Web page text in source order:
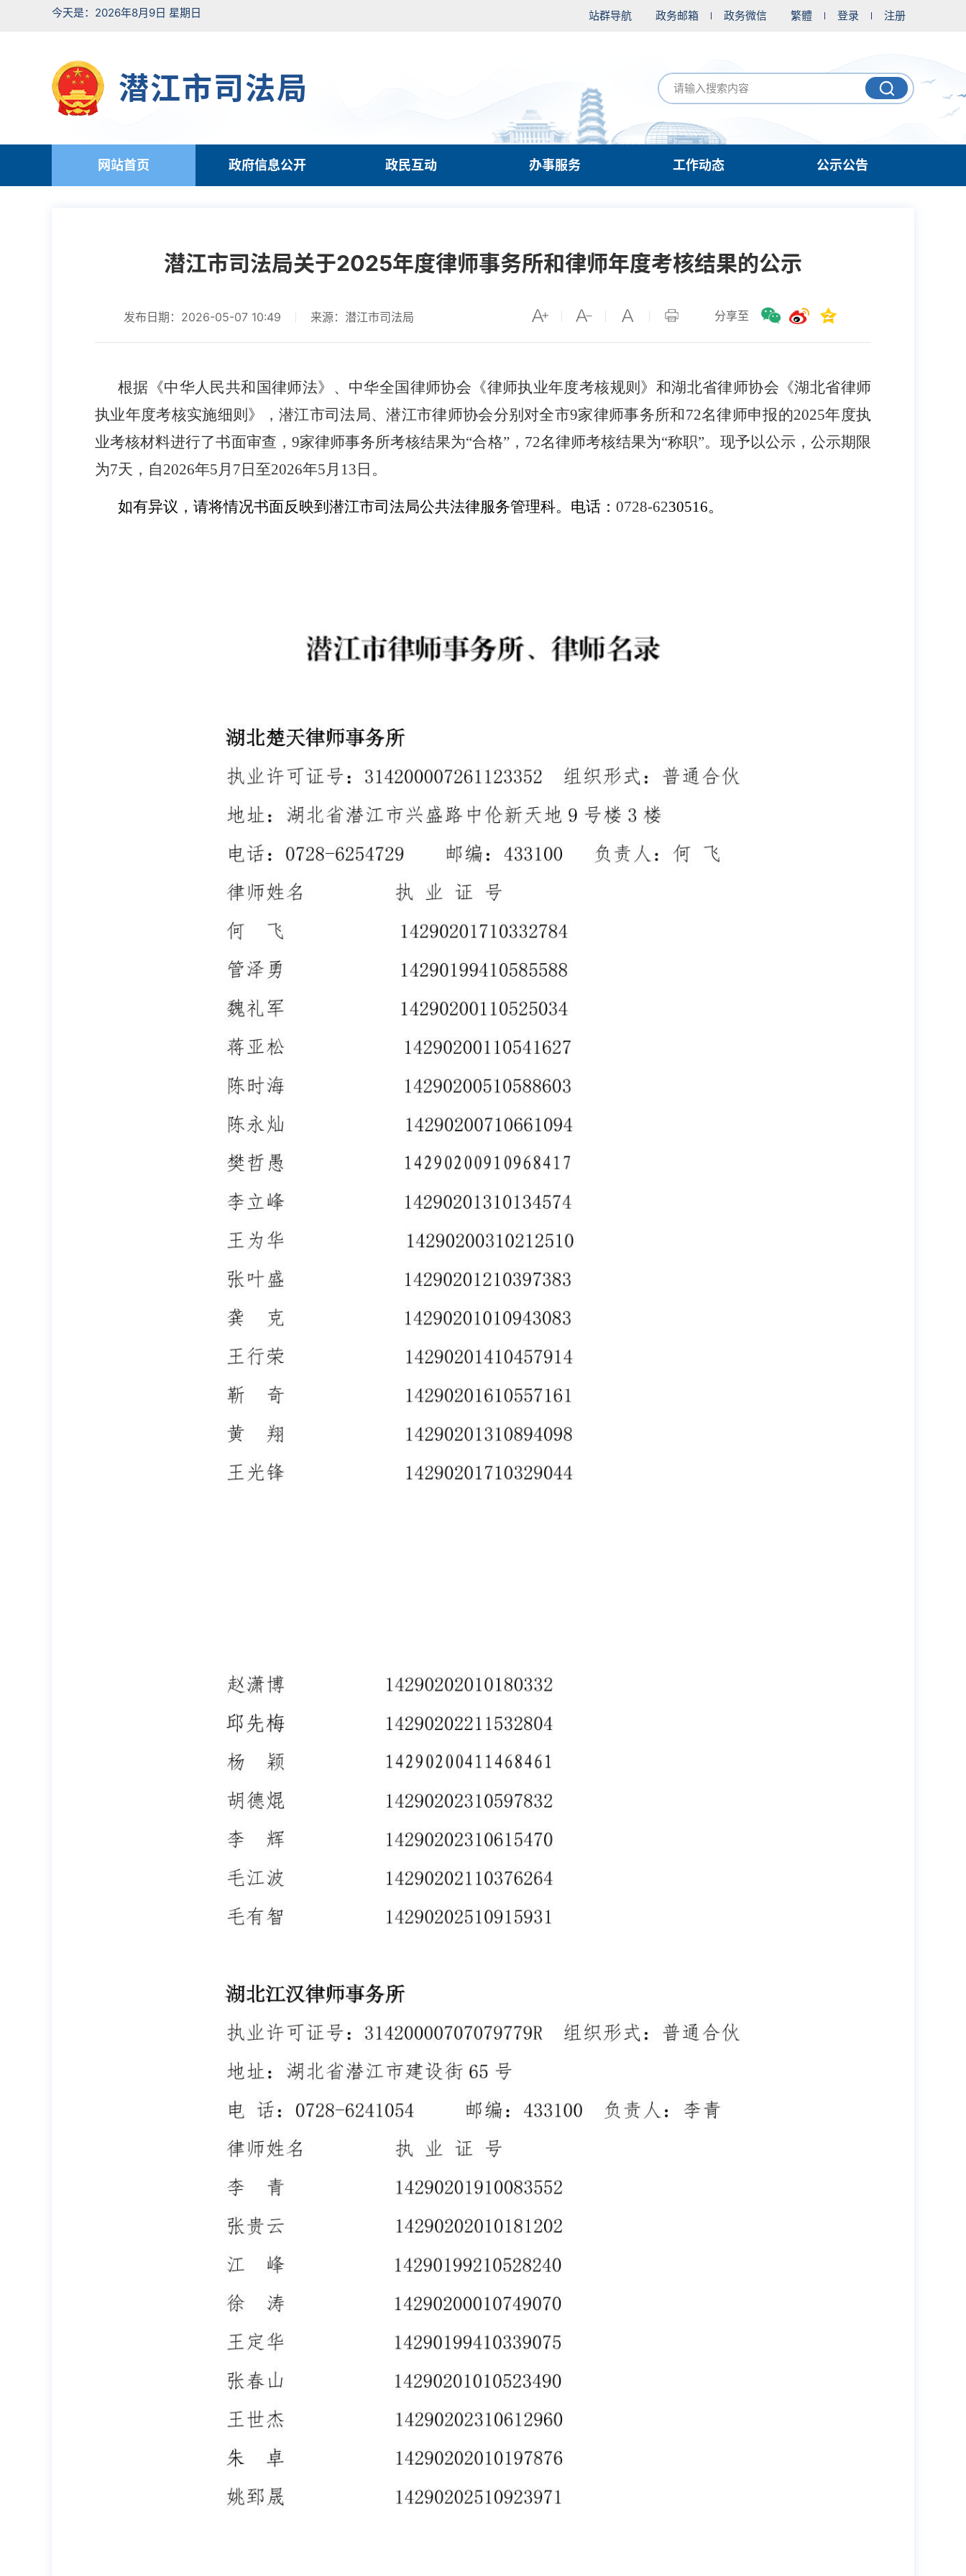
今天是：2026年8月9日 星期日 站群导航 政务邮箱 政务微信 繁體 登录 注册
潜江市司法局
网站首页 政府信息公开 政民互动 办事服务 工作动态 公示公告
潜江市司法局关于2025年度律师事务所和律师年度考核结果的公示
分享至
发布日期：2026-05-07 10:49 来源：潜江市司法局
根据《中华人民共和国律师法》、中华全国律师协会《律师执业年度考核规则》和湖北省律师协会《湖北省律师
执业年度考核实施细则》，潜江市司法局、潜江市律师协会分别对全市9家律师事务所和72名律师申报的2025年度执
业考核材料进行了书面审查， 9家律师事务所考核结果为“合格”， 72名律师考核结果为“称职”。现予以公示，公示期限
为7天， 自2026年5月 7 日至2026年5月 13 日。
如有异议，请将情况书面反映到潜江市司法局公共法律服务管理科。电话： 0728-6230516。